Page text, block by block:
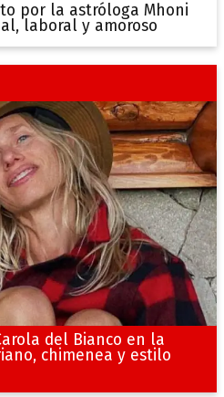
por la astróloga Mhoni
laboral y amoroso
del Bianco en la
chimenea y estilo